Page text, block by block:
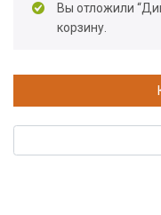
Вы отложили
корзину.